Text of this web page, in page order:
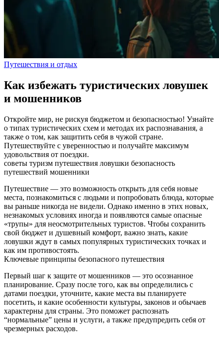
Путешествия и отдых
Как избежать туристических ловушек
и мошенников
Откройте мир, не рискуя бюджетом и безопасностью! Узнайте
о типах туристических схем и методах их распознавания, а
также о том, как защитить себя в чужой стране.
Путешествуйте с уверенностью и получайте максимум
удовольствия от поездки.
советы туризм путешествия ловушки безопасность
путешествий мошенники
Путешествие — это возможность открыть для себя новые
места, познакомиться с людьми и попробовать блюда, которые
вы раньше никогда не видели. Однако именно в этих новых,
незнакомых условиях иногда и появляются самые опасные
«трупы» для неосмотрительных туристов. Чтобы сохранить
свой бюджет и душевный комфорт, важно знать, какие
ловушки ждут в самых популярных туристических точках и
как им противостоять.
Ключевые принципы безопасного путешествия
Первый шаг к защите от мошенников — это осознанное
планирование. Сразу после того, как вы определились с
датами поездки, уточните, какие места вы планируете
посетить, и какие особенности культуры, законов и обычаев
характерны для страны. Это поможет распознать
“нормальные” цены и услуги, а также предупредить себя от
чрезмерных расходов.